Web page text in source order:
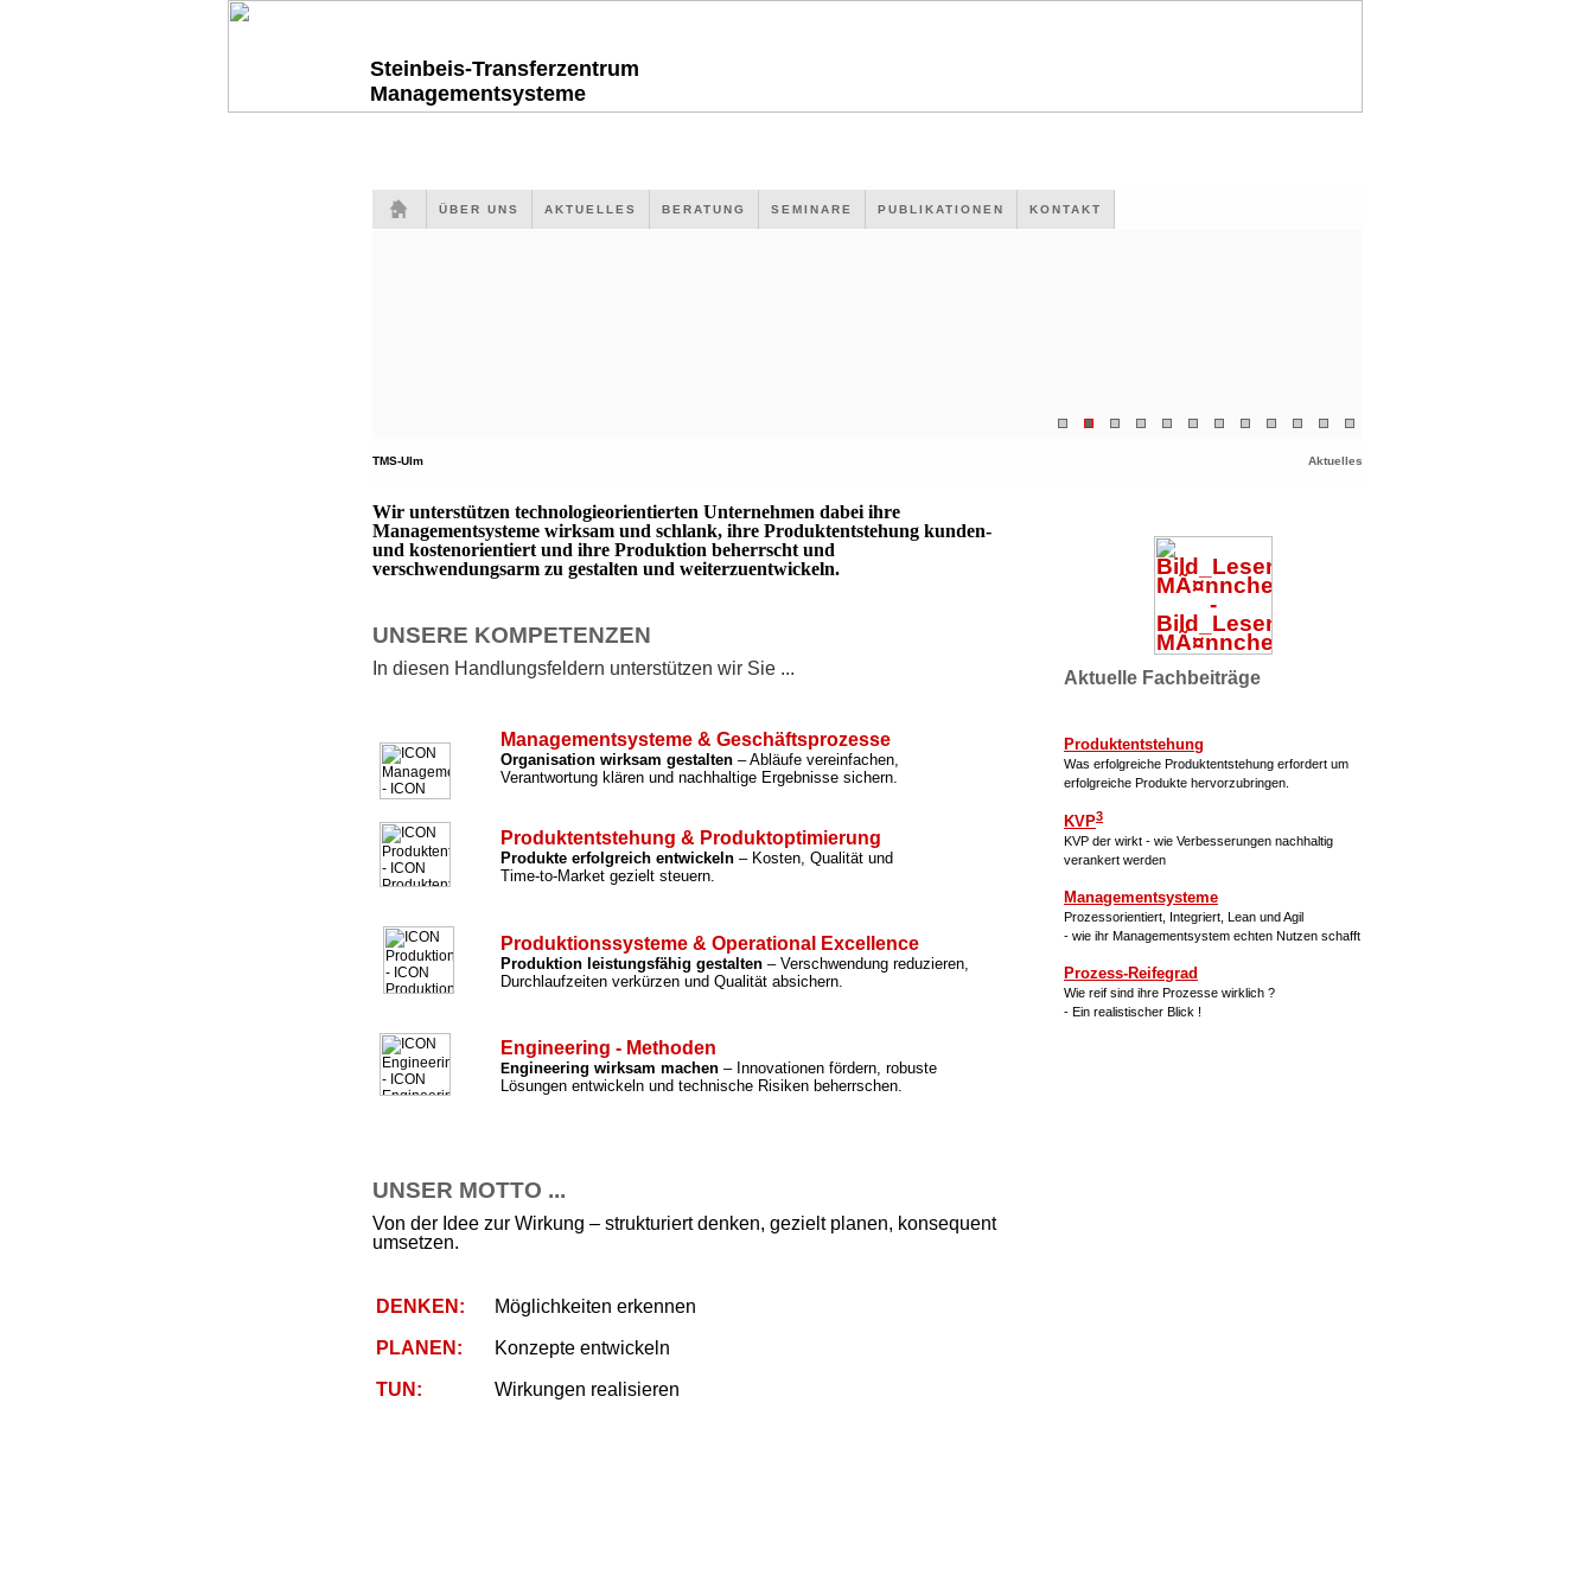
Steinbeis-Transferzentrum
Managementsysteme
ÜBER UNS AKTUELLES BERATUNG SEMINARE PUBLIKATIONEN KONTAKT
TMS-Ulm Aktuelles
Wir unterstützen technologieorientierten Unternehmen dabei ihre
Managementsysteme wirksam und schlank, ihre Produktentstehung kunden-
und kostenorientiert und ihre Produktion beherrscht und
verschwendungsarm zu gestalten und weiterzuentwickeln.
UNSERE KOMPETENZEN
In diesen Handlungsfeldern unterstützen wir Sie ...
Managementsysteme & Geschäftsprozesse
Organisation wirksam gestalten – Abläufe vereinfachen,
Verantwortung klären und nachhaltige Ergebnisse sichern.
Produktentstehung & Produktoptimierung
Produkte erfolgreich entwickeln – Kosten, Qualität und
Time-to-Market gezielt steuern.
Produktionssysteme & Operational Excellence
Produktion leistungsfähig gestalten – Verschwendung reduzieren,
Durchlaufzeiten verkürzen und Qualität absichern.
Engineering - Methoden
Engineering wirksam machen – Innovationen fördern, robuste
Lösungen entwickeln und technische Risiken beherrschen.
UNSER MOTTO ...
Von der Idee zur Wirkung – strukturiert denken, gezielt planen, konsequent
umsetzen.
DENKEN: Möglichkeiten erkennen
PLANEN: Konzepte entwickeln
TUN: Wirkungen realisieren
Aktuelle Fachbeiträge
Produktentstehung
Was erfolgreiche Produktentstehung erfordert um
erfolgreiche Produkte hervorzubringen.
KVP3
KVP der wirkt - wie Verbesserungen nachhaltig
verankert werden
Managementsysteme
Prozessorientiert, Integriert, Lean und Agil
- wie ihr Managementsystem echten Nutzen schafft
Prozess-Reifegrad
Wie reif sind ihre Prozesse wirklich ?
- Ein realistischer Blick !